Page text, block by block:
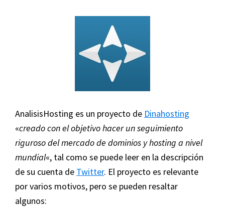
AnalisisHosting es un proyecto de Dinahosting
«creado con el objetivo hacer un seguimiento
riguroso del mercado de dominios y hosting a nivel
mundial«, tal como se puede leer en la descripción
de su cuenta de Twitter. El proyecto es relevante
por varios motivos, pero se pueden resaltar
algunos: